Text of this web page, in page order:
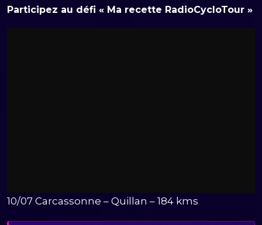
Participez au défi « Ma recette RadioCycloTour »
10/07 Carcassonne – Quillan – 184 kms